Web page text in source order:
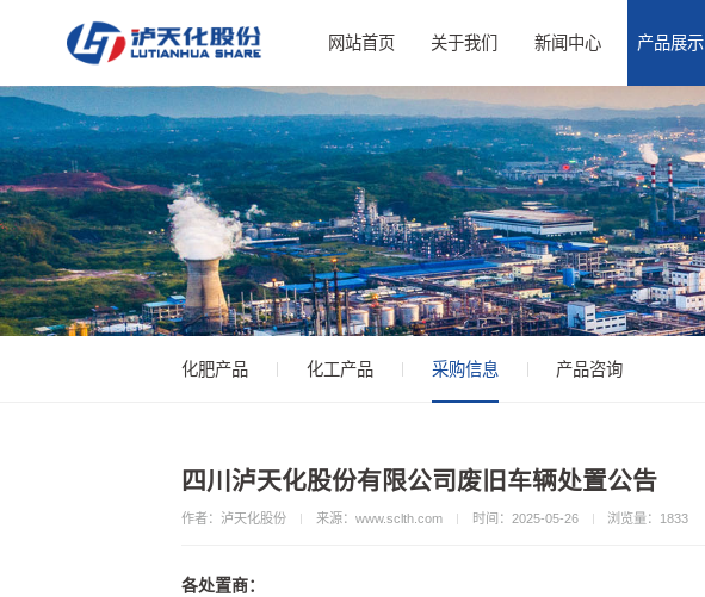
网站首页 关于我们 新闻中心 产品展示
化肥产品 化工产品 采购信息 产品咨询
四川泸天化股份有限公司废旧车辆处置公告
作者：泸天化股份 来源：www.sclth.com 时间：2025-05-26 浏览量： 1833
各处置商：